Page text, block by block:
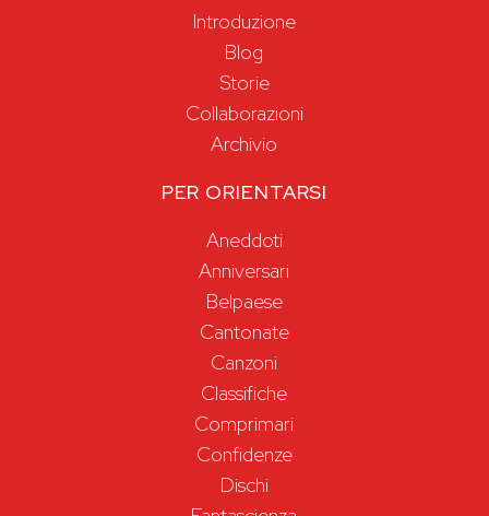
Introduzione
Blog
Storie
Collaborazioni
Archivio
PER ORIENTARSI
Aneddoti
Anniversari
Belpaese
Cantonate
Canzoni
Classifiche
Comprimari
Confidenze
Dischi